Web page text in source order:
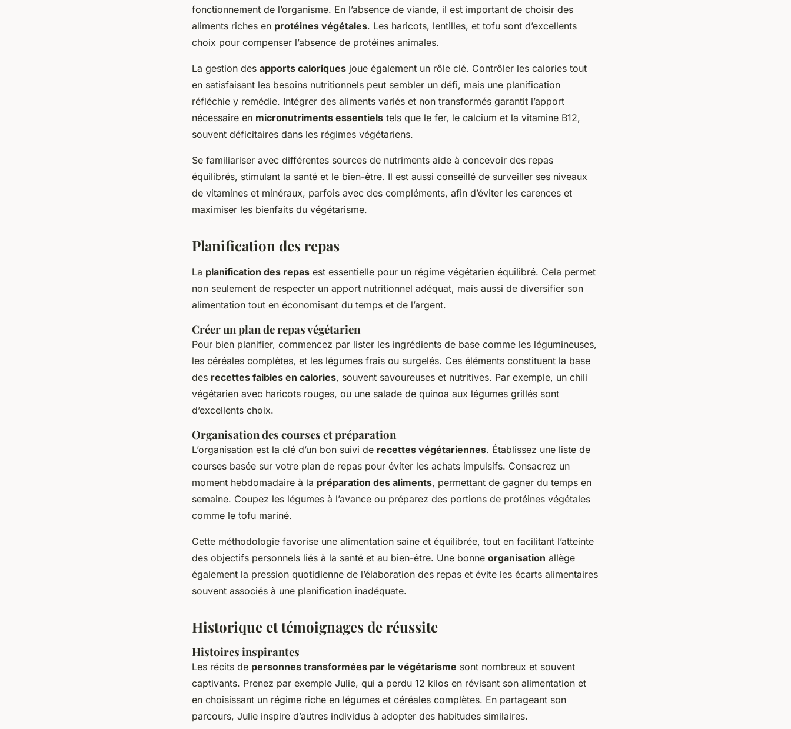
fonctionnement de l’organisme. En l’absence de viande, il est important de choisir des
aliments riches en protéines végétales. Les haricots, lentilles, et tofu sont d’excellents
choix pour compenser l’absence de protéines animales.
La gestion des apports caloriques joue également un rôle clé. Contrôler les calories tout
en satisfaisant les besoins nutritionnels peut sembler un défi, mais une planification
réfléchie y remédie. Intégrer des aliments variés et non transformés garantit l’apport
nécessaire en micronutriments essentiels tels que le fer, le calcium et la vitamine B12,
souvent déficitaires dans les régimes végétariens.
Se familiariser avec différentes sources de nutriments aide à concevoir des repas
équilibrés, stimulant la santé et le bien-être. Il est aussi conseillé de surveiller ses niveaux
de vitamines et minéraux, parfois avec des compléments, afin d’éviter les carences et
maximiser les bienfaits du végétarisme.
Planification des repas
La planification des repas est essentielle pour un régime végétarien équilibré. Cela permet
non seulement de respecter un apport nutritionnel adéquat, mais aussi de diversifier son
alimentation tout en économisant du temps et de l’argent.
Créer un plan de repas végétarien
Pour bien planifier, commencez par lister les ingrédients de base comme les légumineuses,
les céréales complètes, et les légumes frais ou surgelés. Ces éléments constituent la base
des recettes faibles en calories, souvent savoureuses et nutritives. Par exemple, un chili
végétarien avec haricots rouges, ou une salade de quinoa aux légumes grillés sont
d’excellents choix.
Organisation des courses et préparation
L’organisation est la clé d’un bon suivi de recettes végétariennes. Établissez une liste de
courses basée sur votre plan de repas pour éviter les achats impulsifs. Consacrez un
moment hebdomadaire à la préparation des aliments, permettant de gagner du temps en
semaine. Coupez les légumes à l’avance ou préparez des portions de protéines végétales
comme le tofu mariné.
Cette méthodologie favorise une alimentation saine et équilibrée, tout en facilitant l’atteinte
des objectifs personnels liés à la santé et au bien-être. Une bonne organisation allège
également la pression quotidienne de l’élaboration des repas et évite les écarts alimentaires
souvent associés à une planification inadéquate.
Historique et témoignages de réussite
Histoires inspirantes
Les récits de personnes transformées par le végétarisme sont nombreux et souvent
captivants. Prenez par exemple Julie, qui a perdu 12 kilos en révisant son alimentation et
en choisissant un régime riche en légumes et céréales complètes. En partageant son
parcours, Julie inspire d’autres individus à adopter des habitudes similaires.